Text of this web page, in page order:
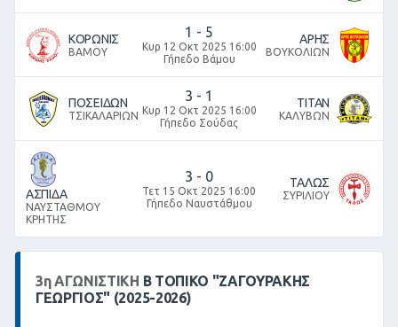
ΚΟΡΩΝΙΣ
ΒΑΜΟΥ
1 - 5
Κυρ 12 Οκτ 2025 16:00
Γήπεδο Βάμου
ΑΡΗΣ
ΒΟΥΚΟΛΙΩΝ
ΠΟΣΕΙΔΩΝ
ΤΣΙΚΑΛΑΡΙΩΝ
3 - 1
Κυρ 12 Οκτ 2025 16:00
Γήπεδο Σούδας
ΤΙΤΑΝ
ΚΑΛΥΒΩΝ
ΑΣΠΙΔΑ
ΝΑΥΣΤΑΘΜΟΥ
ΚΡΗΤΗΣ
3 - 0
Τετ 15 Οκτ 2025 16:00
Γήπεδο Ναυστάθμου
ΤΑΛΩΣ
ΣΥΡΙΛΙΟΥ
3ηΑΓΩΝΙΣΤΙΚΉ Β ΤΟΠΙΚΌ "ΖΑΓΟΥΡΑΚΗΣ
ΓΕΩΡΓΙΟΣ" (2025-2026)